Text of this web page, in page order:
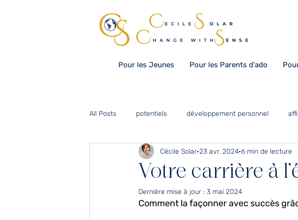
Pour les Jeunes Pour les Parents d'ado
All Posts potentiels développement personnel
communication Numérique
organisation scolaire culture orientation scolaire
Votre carrière à
Cécile Solar 23 avr. 2024 6 min de lecture
Dernière mise à jour : 3 mai 2024
Comment la façonner avec succès